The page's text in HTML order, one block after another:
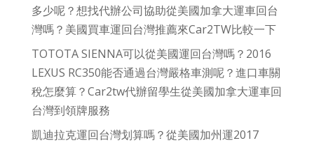
多少呢？想找代辦公司協助從美國加拿大運車回台
灣嗎？美國買車運回台灣推薦來Car2TW比較一下
TOTOTA SIENNA可以從美國運回台灣嗎？2016
LEXUS RC350能否通過台灣嚴格車測呢？進口車關
稅怎麼算？Car2tw代辦留學生從美國加拿大運車回
台灣到領牌服務
凱迪拉克運回台灣划算嗎？從美國加州運2017